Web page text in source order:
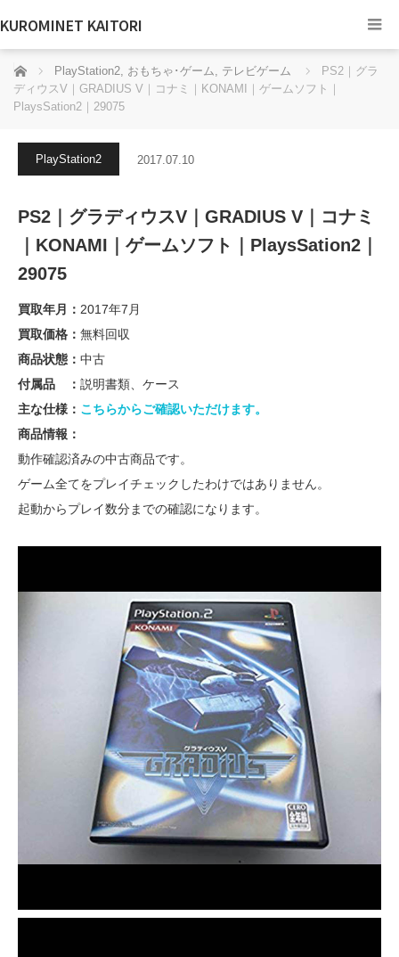
KUROMINET KAITORI
ホーム PlayStation2, おもちゃ･ゲーム, テレビゲーム
PS2｜グラ
ディウスV｜GRADIUS V｜コナミ｜KONAMI｜ゲームソフト｜
PlaysSation2｜29075
PlayStation2 2017.07.10
PS2｜グラディウスV｜GRADIUS V｜コナミ
｜KONAMI｜ゲームソフト｜PlaysSation2｜
29075
買取年月： 2017年7月
買取価格： 無料回収
商品状態： 中古
付属品 ： 説明書類、ケース
主な仕様： こちらからご確認いただけます。
商品情報：
動作確認済みの中古商品です。
ゲーム全てをプレイチェックしたわけではありません。
起動からプレイ数分までの確認になります。